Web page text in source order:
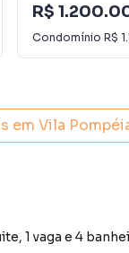
R$
Condomínio R$
em Vila
1 vaga e 4